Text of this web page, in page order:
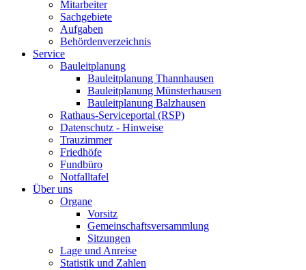
Mitarbeiter
Sachgebiete
Aufgaben
Behördenverzeichnis
Service
Bauleitplanung
Bauleitplanung Thannhausen
Bauleitplanung Münsterhausen
Bauleitplanung Balzhausen
Rathaus-Serviceportal (RSP)
Datenschutz - Hinweise
Trauzimmer
Friedhöfe
Fundbüro
Notfalltafel
Über uns
Organe
Vorsitz
Gemeinschaftsversammlung
Sitzungen
Lage und Anreise
Statistik und Zahlen